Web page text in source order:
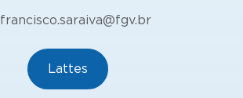
francisco.saraiva@fgv.br
Lattes